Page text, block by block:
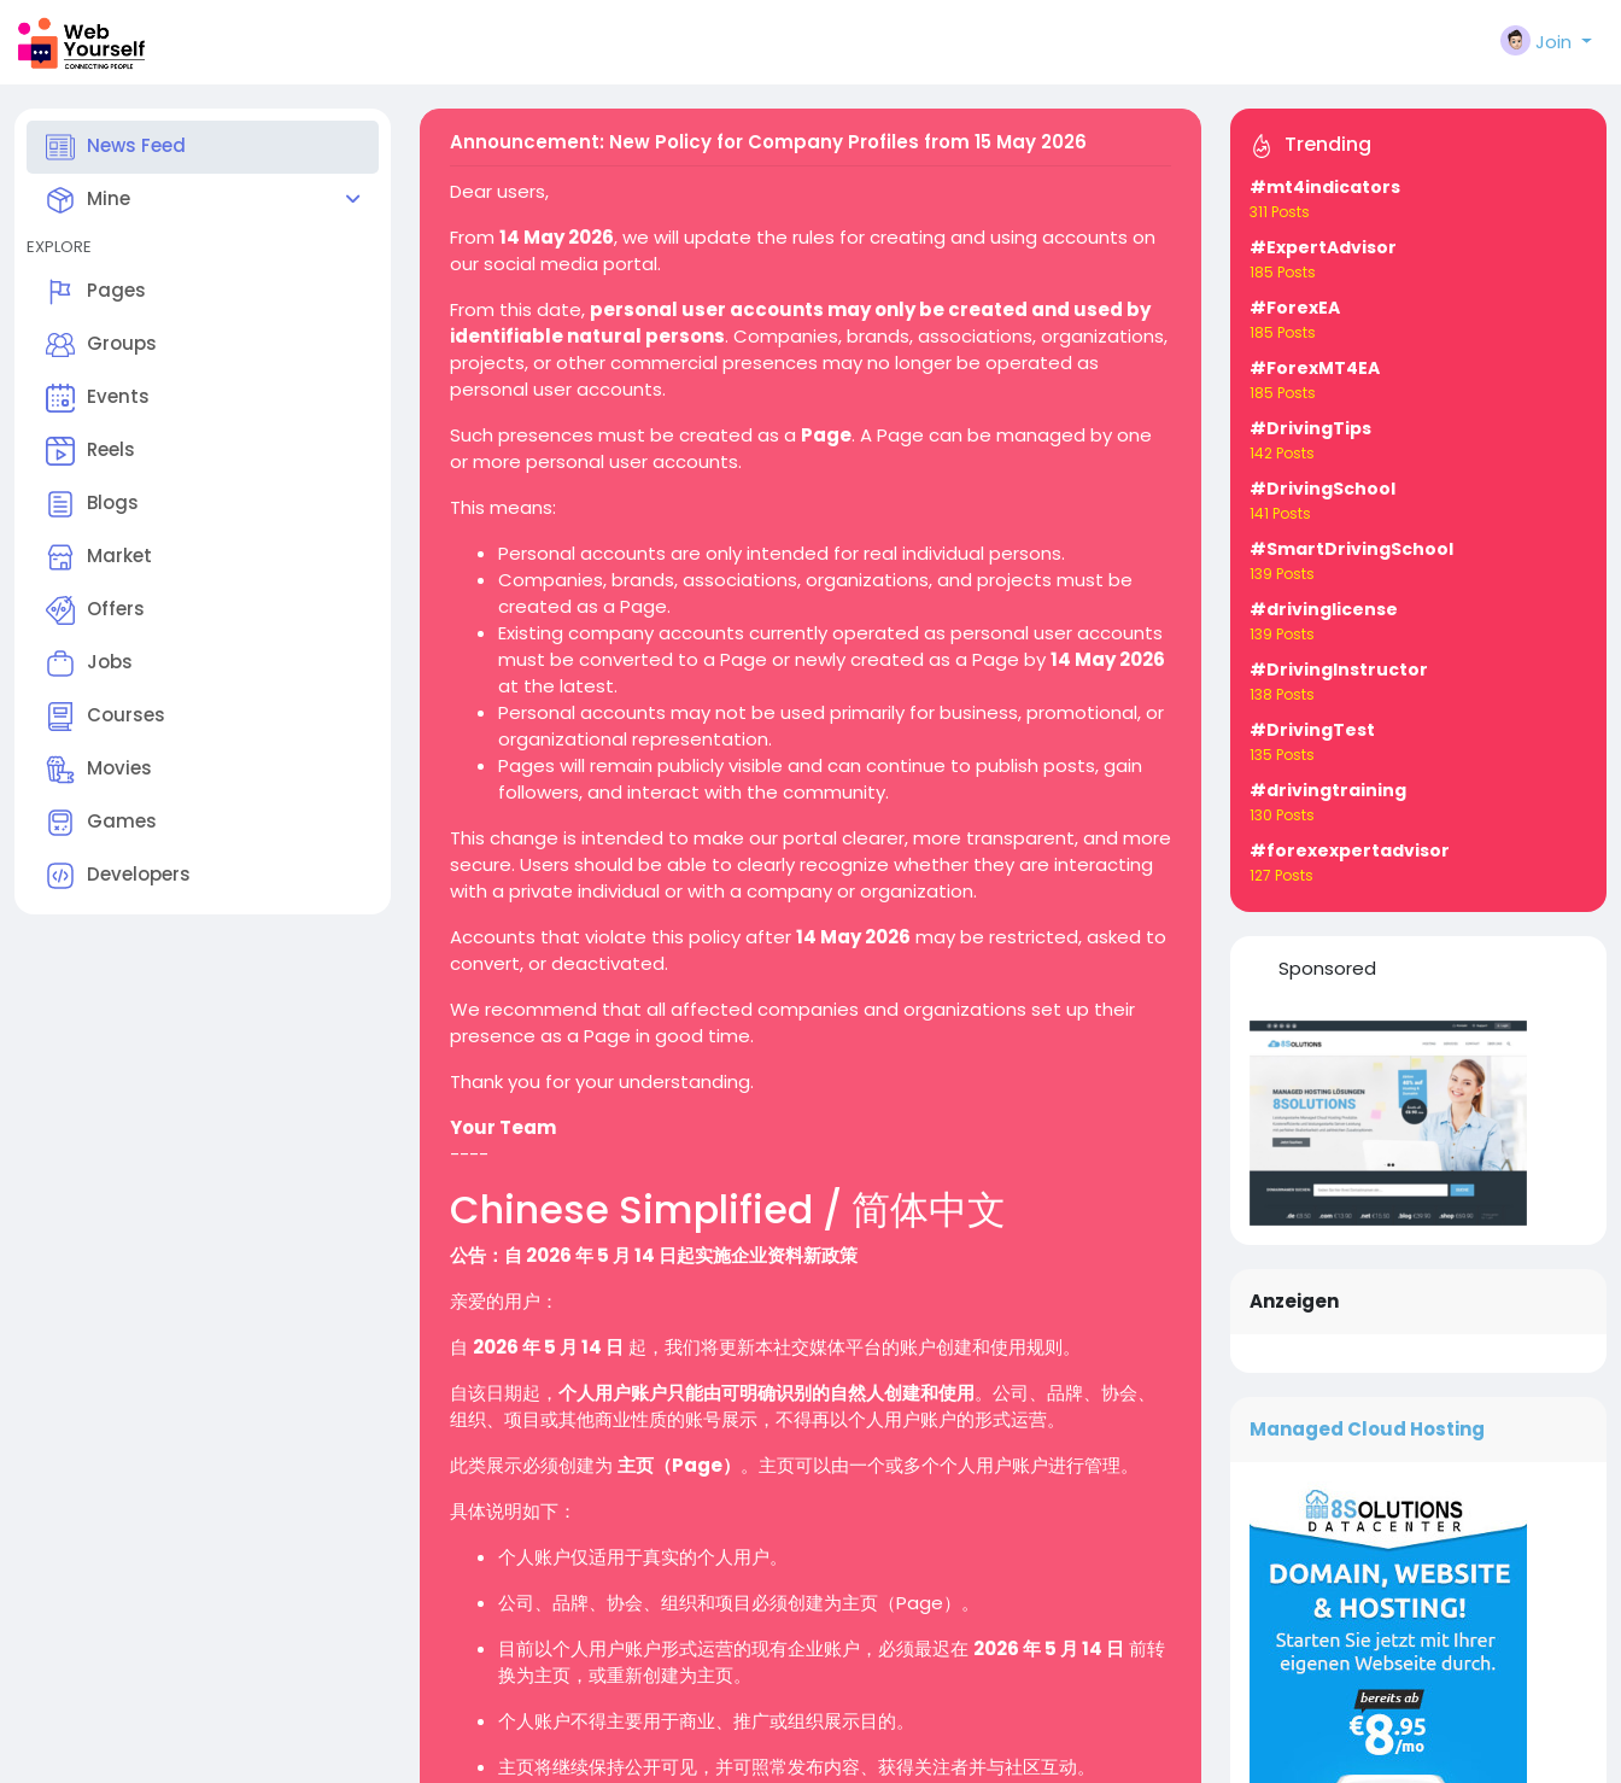
Join
News Feed
Mine
EXPLORE
Pages
Groups
Events
Reels
Blogs
Market
Offers
Jobs
Courses
Movies
Games
Developers
Announcement: New Policy for Company Profiles from 15 May 2026
Dear users,
From 14 May 2026, we will update the rules for creating and using accounts on
our social media portal.
From this date, personal user accounts may only be created and used by
identifiable natural persons. Companies, brands, associations, organizations,
projects, or other commercial presences may no longer be operated as
personal user accounts.
Such presences must be created as a Page. A Page can be managed by one
or more personal user accounts.
This means:
Personal accounts are only intended for real individual persons.
Companies, brands, associations, organizations, and projects must be
created as a Page.
Existing company accounts currently operated as personal user accounts
must be converted to a Page or newly created as a Page by14 May 2026
at the latest.
Personal accounts may not be used primarily for business, promotional, or
organizational representation.
Pages will remain publicly visible and can continue to publish posts, gain
followers, and interact with the community.
This change is intended to make our portal clearer, more transparent, and more
secure. Users should be able to clearly recognize whether they are interacting
with a private individual or with a company or organization.
Accounts that violate this policy after14 May 2026 may be restricted, asked to
convert, or deactivated.
We recommend that all affected companies and organizations set up their
presence as a Page in good time.
Thank you for your understanding.
Your Team
----
Chinese Simplified / 简体中文
公告：自 2026 年 5 月 14 日起实施企业资料新政策
亲爱的用户：
自 2026 年 5 月 14 日 起，我们将更新本社交媒体平台的账户创建和使用规则。
自该日期起， 个人用户账户只能由可明确识别的自然人创建和使用。公司、品牌、协会、
组织、项目或其他商业性质的账号展示，不得再以个人用户账户的形式运营。
此类展示必须创建为 主页（Page） 。主页可以由一个或多个个人用户账户进行管理。
具体说明如下：
个人账户仅适用于真实的个人用户。
公司、品牌、协会、组织和项目必须创建为主页（Page）。
目前以个人用户账户形式运营的现有企业账户，必须最迟在 2026 年 5 月 14 日 前转
换为主页，或重新创建为主页。
个人账户不得主要用于商业、推广或组织展示目的。
主页将继续保持公开可见，并可照常发布内容、获得关注者并与社区互动。
Trending
#mt4indicators
311 Posts
#ExpertAdvisor
185 Posts
#ForexEA
185 Posts
#ForexMT4EA
185 Posts
#DrivingTips
142 Posts
#DrivingSchool
141 Posts
#SmartDrivingSchool
139 Posts
#drivinglicense
139 Posts
#DrivingInstructor
138 Posts
#DrivingTest
135 Posts
#drivingtraining
130 Posts
#forexexpertadvisor
127 Posts
Sponsored
Anzeigen
Managed Cloud Hosting